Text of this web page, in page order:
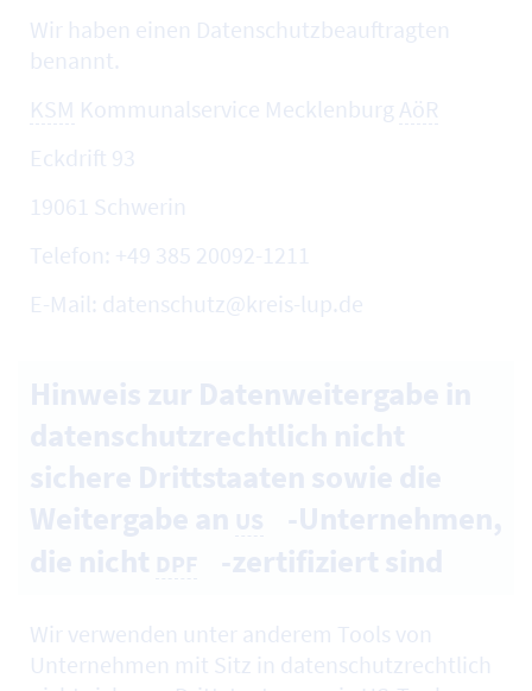
Wir haben einen Datenschutzbeauftragten
benannt.
KSM Kommunalservice Mecklenburg AöR
Eckdrift 93
19061 Schwerin
Telefon: +49 385 20092-1211
E-Mail: datenschutz@kreis-lup.de
Wir verwenden unter anderem Tools von
Unternehmen mit Sitz in datenschutzrechtlich